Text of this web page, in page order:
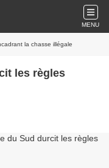
MENU
la chasse illégale
les règles